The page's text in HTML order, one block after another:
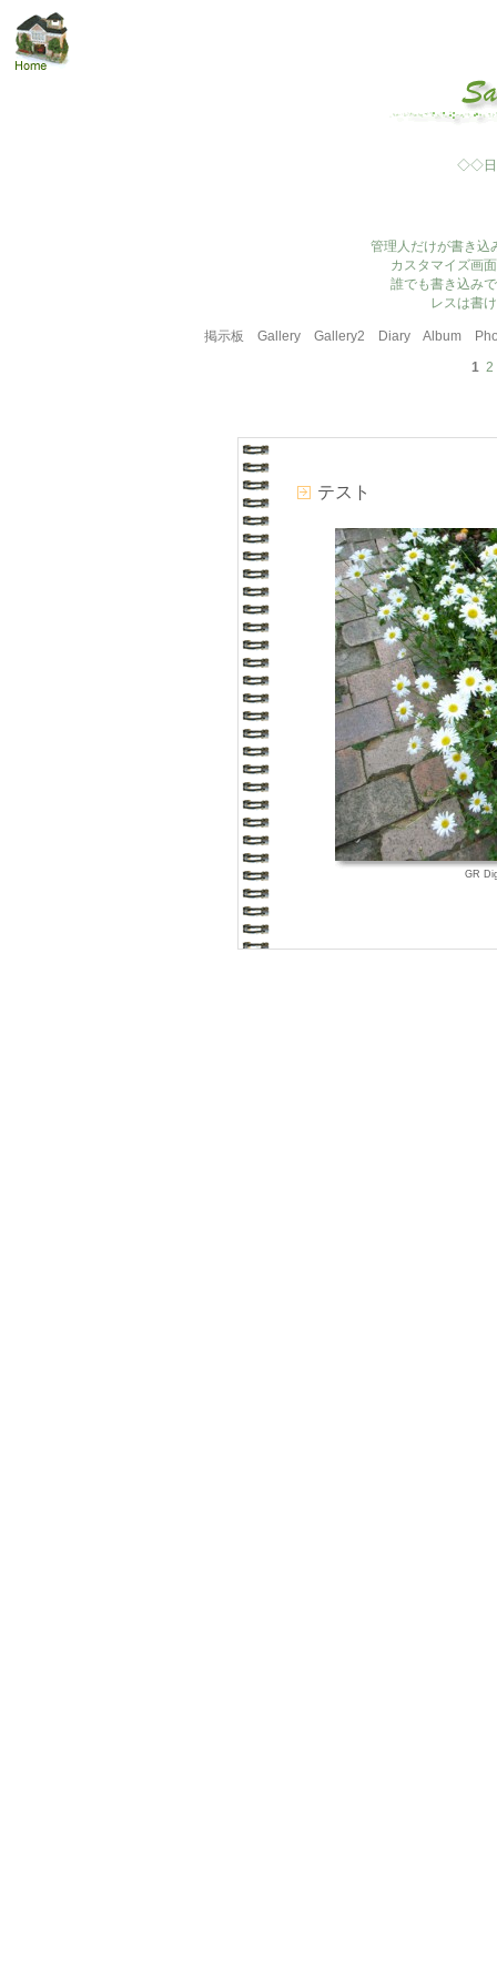
◇◇日
管理人だけが書き込
カスタマイズ画
誰でも書き込み
レスは書
掲示板 Gallery Gallery2 Diary Album
1 2
テスト
GR